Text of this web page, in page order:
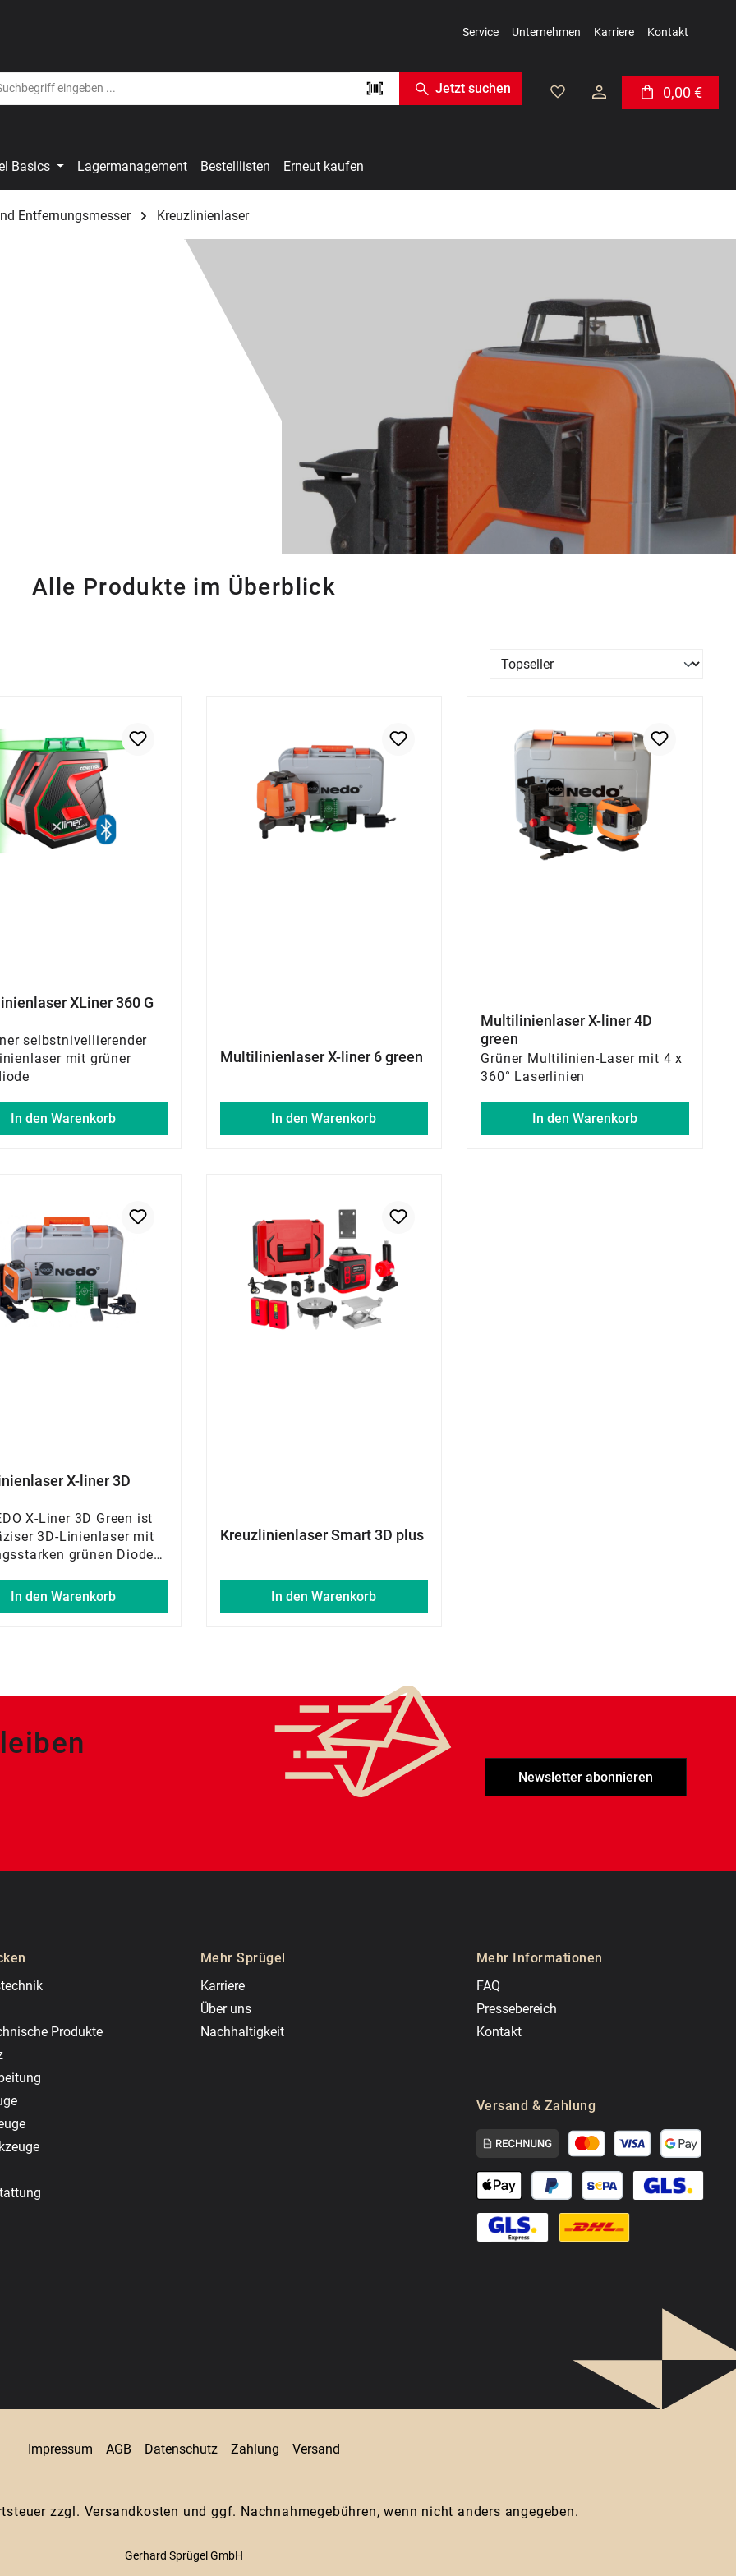
Service Unternehmen Karriere Kontakt
Jetzt suchen 0,00 €
Warenkorb
Basics Lagermanagement Bestelllisten Erneut kaufen
Entfernungsmesser Kreuzlinienlaser
Alle Produkte im Überblick
XLiner 360 G
selbstnivellierender
mit grüner
In den Warenkorb
Multilinienlaser X-liner 6 green
In den Warenkorb
Multilinienlaser X-liner 4D
green
Grüner Multilinien-Laser mit 4 x
360° Laserlinien
In den Warenkorb
X-liner 3D
X-Liner 3D Green ist
3D-Linienlaser mit
grünen Dioden
Fluchten, Loten
robust und
In den Warenkorb
Kreuzlinienlaser Smart 3D plus
In den Warenkorb
Newsletter abonnieren
Produkte
Mehr Sprügel
Karriere
Über uns
Nachhaltigkeit
Mehr Informationen
FAQ
Pressebereich
Kontakt
Versand & Zahlung
Impressum AGB Datenschutz Zahlung Versand
zzgl. Versandkosten und ggf. Nachnahmegebühren, wenn nicht anders angegeben.
Gerhard Sprügel GmbH